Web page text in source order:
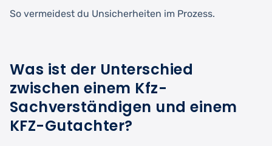
So vermeidest du Unsicherheiten im Prozess.
Was ist der Unterschied
zwischen einem Kfz-
Sachverständigen und einem
KFZ-Gutachter?